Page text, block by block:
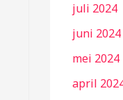
juli 2024
juni 2024
mei 2024
april